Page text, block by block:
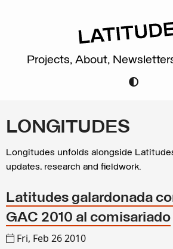
Projects, About,
LONGITUDES
Longitudes unfolds alongside
updates, research and fieldwork.
Latitudes galardonada
GAC 2010 al comisariado
Fri, Feb 26 2010